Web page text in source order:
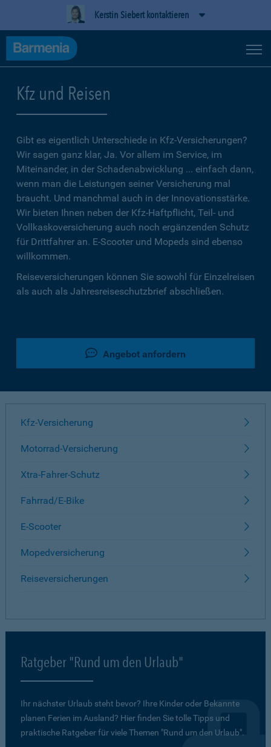
Kerstin Siebert kontaktieren
Kfz und Reisen
Gibt es eigentlich Unterschiede in Kfz-Versicherungen?
Wir sagen ganz klar, Ja. Vor allem im Service, im
Miteinander, in der Schadenabwicklung ... einfach dann,
wenn man die Leistungen seiner Versicherung mal
braucht. Und manchmal auch in der Innovationsstärke.
Wir bieten Ihnen neben der Kfz-Haftpflicht, Teil- und
Vollkaskoversicherung auch noch ergänzenden Schutz
für Drittfahrer an. E-Scooter und Mopeds sind ebenso
willkommen.
Reiseversicherungen können Sie sowohl für Einzelreisen
als auch als Jahresreiseschutzbrief abschließen.
Angebot anfordern
Kfz-Versicherung
Motorrad-Versicherung
Xtra-Fahrer-Schutz
Fahrrad/E-Bike
E-Scooter
Mopedversicherung
Reiseversicherungen
Ratgeber "Rund um den Urlaub"
Ihr nächster Urlaub steht bevor? Ihre Kinder oder Bekannte
planen Ferien im Ausland? Hier finden Sie tolle Tipps und
praktische Ratgeber für viele Themen "Rund um den Urlaub".